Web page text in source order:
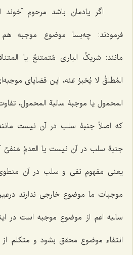
اگر یادمان باشد مرحوم
فرمودند: چه‌بسا موضوع موجبه
مانند: شریکُ الباری مُتمتنعٌ یا
المُطلقُ لا یُخبرُ عَنه، این قضایای
المحمول یا موجبۀ سالبة المحمول،
که اصلاً جنبۀ سلب در آن نیست
جنبۀ سلب در آن نیست یا العدمُ مَنفیٌ
یعنی مفهوم نفی و سلب در آن
موجبات ما موضوع خارجی ندارند
سالبه اعم از موضوع موجبه است در
انتفاء موضوع محقق بشود و متکلم